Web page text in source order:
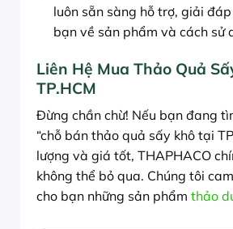
luôn sẵn sàng hỗ trợ, giải
bạn về sản phẩm và cách sử
Liên Hệ Mua Thảo Quả
TP.HCM
Đừng chần chừ! Nếu bạn đang
“chỗ bán thảo quả sấy khô tại
lượng và giá tốt, THAPHACO
không thể bỏ qua. Chúng tôi
cho bạn những sản phẩm thảo